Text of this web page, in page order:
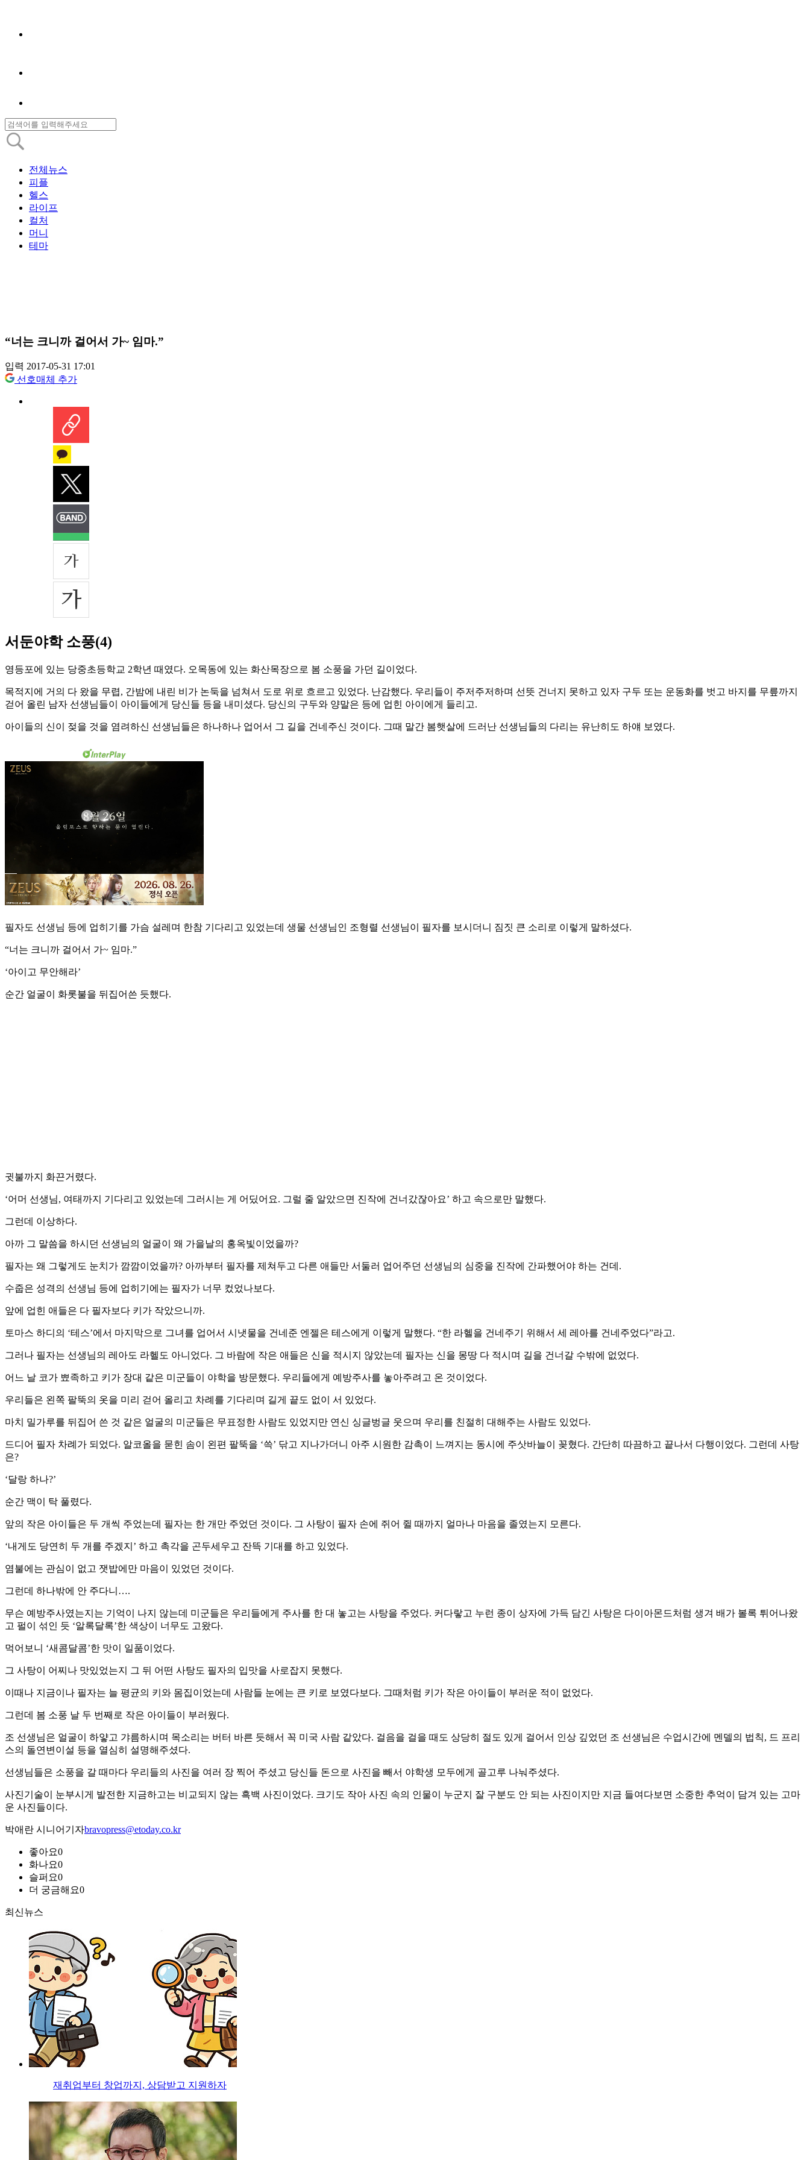
전체뉴스
피플
헬스
라이프
컬처
머니
테마
“너는 크니까 걸어서 가~ 임마.”
입력 2017-05-31 17:01
선호매체 추가
서둔야학 소풍(4)
영등포에 있는 당중초등학교 2학년 때였다. 오목동에 있는 화산목장으로 봄 소풍을 가던 길이었다.
목적지에 거의 다 왔을 무렵, 간밤에 내린 비가 논둑을 넘쳐서 도로 위로 흐르고 있었다. 난감했다. 우리들이 주저주저하며 선뜻 건너지 못하고 있자 구두 또는 운동화를 벗고 바지를 무릎까지
걷어 올린 남자 선생님들이 아이들에게 당신들 등을 내미셨다. 당신의 구두와 양말은 등에 업힌 아이에게 들리고.
아이들의 신이 젖을 것을 염려하신 선생님들은 하나하나 업어서 그 길을 건네주신 것이다. 그때 말간 봄햇살에 드러난 선생님들의 다리는 유난히도 하얘 보였다.
필자도 선생님 등에 업히기를 가슴 설레며 한참 기다리고 있었는데 생물 선생님인 조형렬 선생님이 필자를 보시더니 짐짓 큰 소리로 이렇게 말하셨다.
“너는 크니까 걸어서 가~ 임마.”
‘아이고 무안해라’
순간 얼굴이 화롯불을 뒤집어쓴 듯했다.
귓불까지 화끈거렸다.
‘어머 선생님, 여태까지 기다리고 있었는데 그러시는 게 어딨어요. 그럴 줄 알았으면 진작에 건너갔잖아요’ 하고 속으로만 말했다.
그런데 이상하다.
아까 그 말씀을 하시던 선생님의 얼굴이 왜 가을날의 홍옥빛이었을까?
필자는 왜 그렇게도 눈치가 깜깜이었을까? 아까부터 필자를 제쳐두고 다른 애들만 서둘러 업어주던 선생님의 심중을 진작에 간파했어야 하는 건데.
수줍은 성격의 선생님 등에 업히기에는 필자가 너무 컸었나보다.
앞에 업힌 애들은 다 필자보다 키가 작았으니까.
토마스 하디의 ‘테스’에서 마지막으로 그녀를 업어서 시냇물을 건네준 엔젤은 테스에게 이렇게 말했다. “한 라헬을 건네주기 위해서 세 레아를 건네주었다”라고.
그러나 필자는 선생님의 레아도 라헬도 아니었다. 그 바람에 작은 애들은 신을 적시지 않았는데 필자는 신을 몽땅 다 적시며 길을 건너갈 수밖에 없었다.
어느 날 코가 뾰족하고 키가 장대 같은 미군들이 야학을 방문했다. 우리들에게 예방주사를 놓아주려고 온 것이었다.
우리들은 왼쪽 팔뚝의 옷을 미리 걷어 올리고 차례를 기다리며 길게 끝도 없이 서 있었다.
마치 밀가루를 뒤집어 쓴 것 같은 얼굴의 미군들은 무표정한 사람도 있었지만 연신 싱글벙글 웃으며 우리를 친절히 대해주는 사람도 있었다.
드디어 필자 차례가 되었다. 알코올을 묻힌 솜이 왼편 팔뚝을 ‘쓱’ 닦고 지나가더니 아주 시원한 감촉이 느껴지는 동시에 주삿바늘이 꽂혔다. 간단히 따끔하고 끝나서 다행이었다. 그런데 사탕
은?
‘달랑 하나?’
순간 맥이 탁 풀렸다.
앞의 작은 아이들은 두 개씩 주었는데 필자는 한 개만 주었던 것이다. 그 사탕이 필자 손에 쥐어 쥘 때까지 얼마나 마음을 졸였는지 모른다.
‘내게도 당연히 두 개를 주겠지’ 하고 촉각을 곤두세우고 잔뜩 기대를 하고 있었다.
염불에는 관심이 없고 잿밥에만 마음이 있었던 것이다.
그런데 하나밖에 안 주다니….
무슨 예방주사였는지는 기억이 나지 않는데 미군들은 우리들에게 주사를 한 대 놓고는 사탕을 주었다. 커다랗고 누런 종이 상자에 가득 담긴 사탕은 다이아몬드처럼 생겨 배가 볼록 튀어나왔
고 펄이 섞인 듯 ‘알록달록’한 색상이 너무도 고왔다.
먹어보니 ‘새콤달콤’한 맛이 일품이었다.
그 사탕이 어찌나 맛있었는지 그 뒤 어떤 사탕도 필자의 입맛을 사로잡지 못했다.
이때나 지금이나 필자는 늘 평균의 키와 몸집이었는데 사람들 눈에는 큰 키로 보였다보다. 그때처럼 키가 작은 아이들이 부러운 적이 없었다.
그런데 봄 소풍 날 두 번째로 작은 아이들이 부러웠다.
조 선생님은 얼굴이 하얗고 갸름하시며 목소리는 버터 바른 듯해서 꼭 미국 사람 같았다. 걸음을 걸을 때도 상당히 절도 있게 걸어서 인상 깊었던 조 선생님은 수업시간에 멘델의 법칙, 드 프리
스의 돌연변이설 등을 열심히 설명해주셨다.
선생님들은 소풍을 갈 때마다 우리들의 사진을 여러 장 찍어 주셨고 당신들 돈으로 사진을 빼서 야학생 모두에게 골고루 나눠주셨다.
사진기술이 눈부시게 발전한 지금하고는 비교되지 않는 흑백 사진이었다. 크기도 작아 사진 속의 인물이 누군지 잘 구분도 안 되는 사진이지만 지금 들여다보면 소중한 추억이 담겨 있는 고마
운 사진들이다.
박애란 시니어기자bravopress@etoday.co.kr
좋아요0
화나요0
슬퍼요0
더 궁금해요0
최신뉴스
재취업부터 창업까지, 상담받고 지원하자